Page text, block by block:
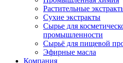
Растительные
Сухие экстракты
Сырье для
промышленности
Сырьё для пищевой
Эфирные масла
Компания